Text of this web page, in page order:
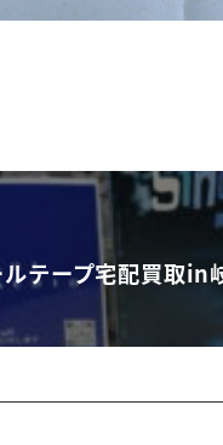
ルテープ宅配買